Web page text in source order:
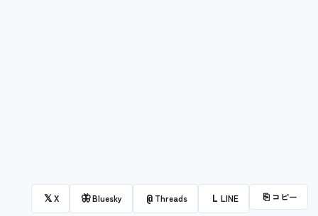
𝕏X 🦋Bluesky @ Threads L LINE ⎘ コピー